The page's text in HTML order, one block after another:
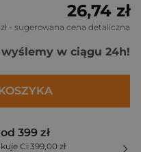
26,74 zł
- sugerowana cena detaliczna
w ciągu 24h!
399 zł
Ci 399,00 zł